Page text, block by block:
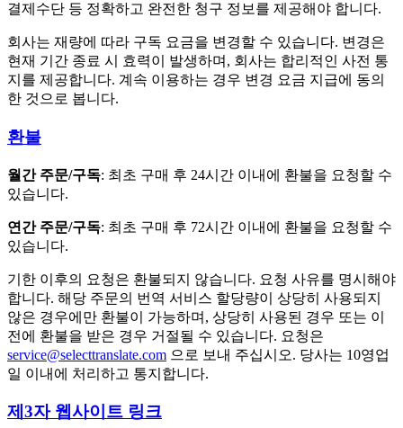
결제수단 등 정확하고 완전한 청구 정보를 제공해야 합니다.
회사는 재량에 따라 구독 요금을 변경할 수 있습니다. 변경은
현재 기간 종료 시 효력이 발생하며, 회사는 합리적인 사전 통
지를 제공합니다. 계속 이용하는 경우 변경 요금 지급에 동의
한 것으로 봅니다.
환불
월간 주문/구독: 최초 구매 후 24시간 이내에 환불을 요청할 수
있습니다.
연간 주문/구독: 최초 구매 후 72시간 이내에 환불을 요청할 수
있습니다.
기한 이후의 요청은 환불되지 않습니다. 요청 사유를 명시해야
합니다. 해당 주문의 번역 서비스 할당량이 상당히 사용되지
않은 경우에만 환불이 가능하며, 상당히 사용된 경우 또는 이
전에 환불을 받은 경우 거절될 수 있습니다. 요청은
service@selecttranslate.com 으로 보내 주십시오. 당사는 10영업
일 이내에 처리하고 통지합니다.
제3자 웹사이트 링크